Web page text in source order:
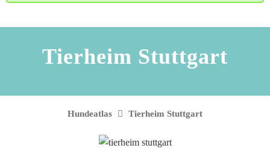
Tierheim Stuttgart
Hundeatlas Tierheim Stuttgart